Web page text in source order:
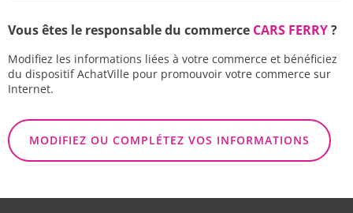
Vous êtes le responsable du commerce CARS FERRY?
Modifiez les informations liées à votre commerce et bénéficiez
du dispositif AchatVille pour promouvoir votre commerce sur
Internet.
MODIFIEZ OU COMPLÉTEZ VOS INFORMATIONS